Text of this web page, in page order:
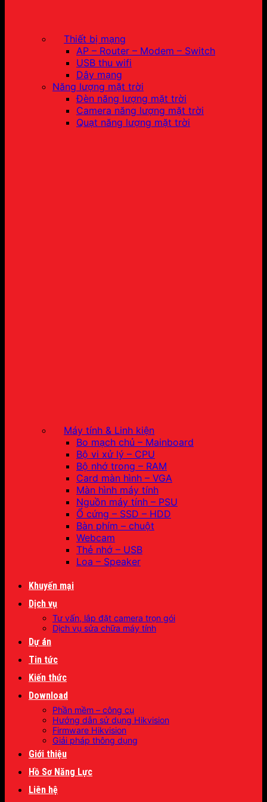
Thiết bị mạng
AP – Router – Modem – Switch
USB thu wifi
Dây mạng
Năng lượng mặt trời
Đèn năng lượng mặt trời
Camera năng lượng mặt trời
Quạt năng lượng mặt trời
Máy tính & Linh kiện
Bo mạch chủ – Mainboard
Bộ vi xử lý – CPU
Bộ nhớ trong – RAM
Card màn hình – VGA
Màn hình máy tính
Nguồn máy tính – PSU
Ổ cứng – SSD – HDD
Bàn phím – chuột
Webcam
Thẻ nhớ – USB
Loa – Speaker
Khuyến mại
Dịch vụ
Tư vấn, lắp đặt camera trọn gói
Dịch vụ sửa chữa máy tính
Dự án
Tin tức
Kiến thức
Download
Phần mềm – công cụ
Hướng dẫn sử dụng Hikvision
Firmware Hikvision
Giải pháp thông dụng
Giới thiệu
Hồ Sơ Năng Lực
Liên hệ